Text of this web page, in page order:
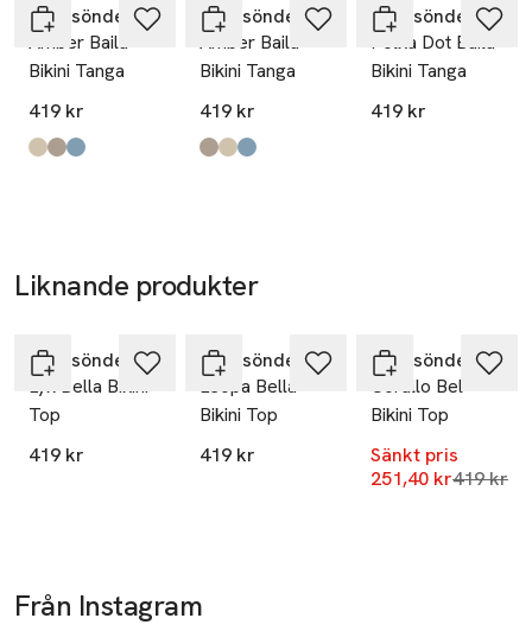
Becksöndergaard
Amber Baila
Bikini Tanga
419 kr
Produkten finns i färgerna:
Mocha Brown
Dusty Rose
Dazzling Blue
Becksöndergaard
Amber Baila
Bikini Tanga
419 kr
Produkten finns i färgerna:
Dusty Rose
Mocha Brown
Dazzling Blue
Becksöndergaard
Polka Dot Baila
Bikini Tanga
419 kr
Liknande produkter
Becksöndergaard
Lyx Bella Bikini
Top
419 kr
Becksöndergaard
Leopa Bella
Bikini Top
419 kr
Becksöndergaard
Corallo Bel
Bikini Top
Sänkt pris
251,40 krLägsta
419 kr
Från Instagram